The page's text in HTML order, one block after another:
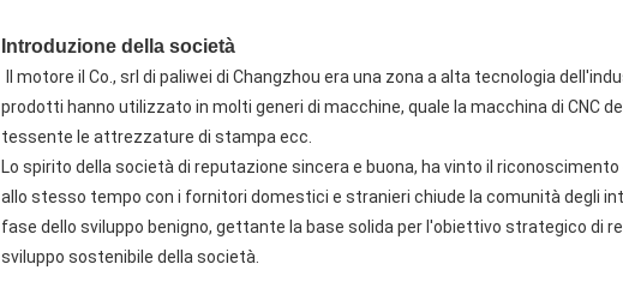
Introduzione della società
Il motore il Co., srl di paliwei di Changzhou era una zona a alta tecnologia
prodotti hanno utilizzato in molti generi di macchine, quale la macchina di CNC
tessente le attrezzature di stampa ecc.
Lo spirito della società di reputazione sincera e buona, ha vinto il
allo stesso tempo con i fornitori domestici e stranieri chiude la comunità degli
fase dello sviluppo benigno, gettante la base solida per l'obiettivo strategico di
sviluppo sostenibile della società.